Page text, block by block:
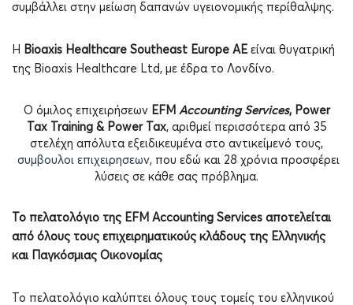
συμβάλλει στην μείωση δαπανών υγειονομικής περίθαλψης.
Η Bioaxis Healthcare Southeast Europe AE είναι θυγατρική
της Bioaxis Healthcare Ltd, με έδρα το Λονδίνο.
Ο όμιλος επιχειρήσεων EFM Accounting Services, Power
Tax Training & Power Tax, αριθμεί περισσότερα από 35
στελέχη απόλυτα εξειδικευμένα στο αντικείμενό τους,
συμβουλοι επιχειρησεων, που εδώ και 28 χρόνια προσφέρει
λύσεις σε κάθε σας πρόβλημα.
Το πελατολόγιο της EFM Accounting Services αποτελείται
από όλους τους επιχειρηματικούς κλάδους της Ελληνικής
και Παγκόσμιας Οικονομίας
Το πελατολόγιο καλύπτει όλους τους τομείς του ελληνικού